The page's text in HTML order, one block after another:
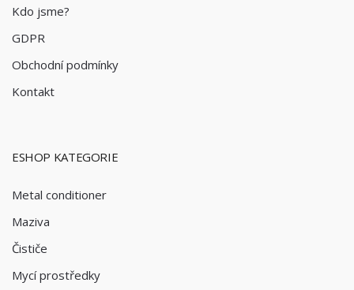
Kdo jsme?
GDPR
Obchodní podmínky
Kontakt
ESHOP KATEGORIE
Metal conditioner
Maziva
Čističe
Mycí prostředky